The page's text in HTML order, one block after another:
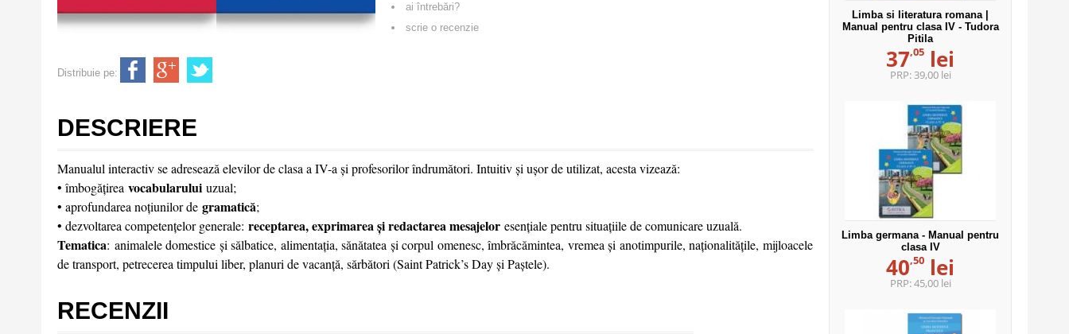
ai întrebări?
scrie o recenzie
Distribuie pe:
DESCRIERE
Manualul interactiv se adresează elevilor de clasa a IV-a și profesorilor îndrumători. Intuitiv și ușor de utilizat, acesta vizează:
• îmbogățirea vocabularului uzual;
• aprofundarea noțiunilor de gramatică;
• dezvoltarea competențelor generale: receptarea, exprimarea și redactarea mesajelor esențiale pentru situațiile de comunicare uzuală.
Tematica: animalele domestice și sălbatice, alimentația, sănătatea și corpul omenesc, îmbrăcămintea, vremea și anotimpurile, naționalitățile, mijloacele
de transport, petrecerea timpului liber, planuri de vacanță, sărbători (Saint Patrick’s Day și Paștele).
RECENZII
Limba si literatura romana |
Manual pentru clasa IV - Tudora
Pitila
37,05 lei
PRP: 39,00 lei
Limba germana - Manual pentru
clasa IV
40,50 lei
PRP:45,00 lei